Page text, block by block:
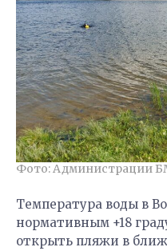
Фото: Администрации
Температура воды в
нормативным +18
открыть пляжи в